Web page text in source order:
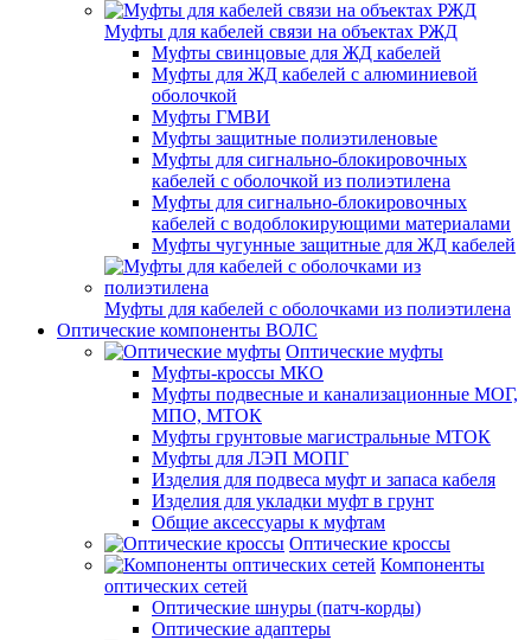
Муфты для кабелей связи на объектах РЖД
Муфты свинцовые для ЖД кабелей
Муфты для ЖД кабелей с алюминиевой
оболочкой
Муфты ГМВИ
Муфты защитные полиэтиленовые
Муфты для сигнально-блокировочных
кабелей с оболочкой из полиэтилена
Муфты для сигнально-блокировочных
кабелей с водоблокирующими материалами
Муфты чугунные защитные для ЖД кабелей
Муфты для кабелей с оболочками из полиэтилена
Оптические компоненты ВОЛС
Оптические муфты
Муфты-кроссы МКО
Муфты подвесные и канализационные МОГ,
МПО, МТОК
Муфты грунтовые магистральные МТОК
Муфты для ЛЭП МОПГ
Изделия для подвеса муфт и запаса кабеля
Изделия для укладки муфт в грунт
Общие аксессуары к муфтам
Оптические кроссы
Компоненты
оптических сетей
Оптические шнуры (патч-корды)
Оптические адаптеры